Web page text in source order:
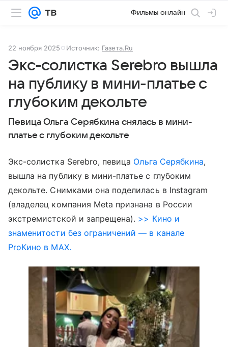
Фильмы онлайн
22 ноября 2025 Источник: Газета.Ru
Экс-солистка Serebro вышла
на публику в мини-платье с
глубоким декольте
Певица Ольга Серябкина снялась в мини-
платье с глубоким декольте
Экс-солистка Serebro, певица Ольга Серябкина,
вышла на публику в мини-платье с глубоким
декольте. Снимками она поделилась в Instagram
(владелец компания Meta признана в России
экстремистской и запрещена). >> Кино и
знаменитости без ограничений — в канале
ProКино в MAX.